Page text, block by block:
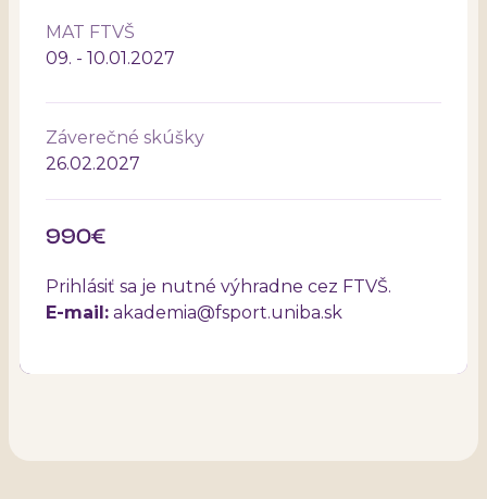
MAT FTVŠ
09. - 10.01.2027
Záverečné skúšky
26.02.2027
990€
Prihlásiť sa je nutné výhradne cez FTVŠ.
E-mail: akademia@fsport.uniba.sk